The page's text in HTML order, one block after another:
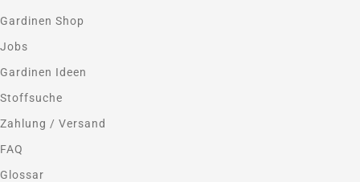
Gardinen Shop
Jobs
Gardinen Ideen
Stoffsuche
Zahlung / Versand
FAQ
Glossar